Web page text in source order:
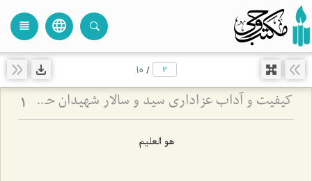
language
view_headline
/
10
کیفیت و آداب عزاداری سید و سالار شهیدان حضرت أباعبداللَه الحسین علیه السلام 1
هو العلیم